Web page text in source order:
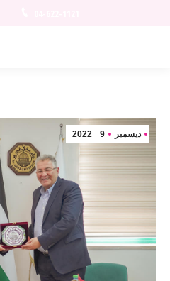
ديسمبر 9
2022